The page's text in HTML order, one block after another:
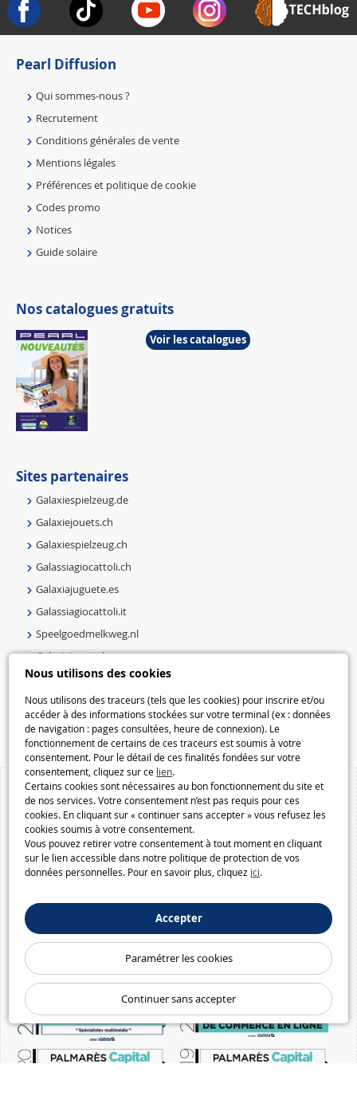
Nous utilisons des cookies
Nous utilisons des traceurs (tels que les cookies) pour inscrire et/ou
accéder à des informations stockées sur votre terminal (ex : données
de navigation : pages consultées, heure de connexion). Le
fonctionnement de certains de ces traceurs est soumis à votre
consentement. Pour le détail de ces finalités fondées sur votre
consentement, cliquez sur ce lien.
Certains cookies sont nécessaires au bon fonctionnement du site et
de nos services. Votre consentement n’est pas requis pour ces
cookies. En cliquant sur « continuer sans accepter » vous refusez les
cookies soumis à votre consentement.
Vous pouvez retirer votre consentement à tout moment en cliquant
sur le lien accessible dans notre politique de protection de vos
données personnelles. Pour en savoir plus, cliquez ici.
Accepter
Paramétrer les cookies
Continuer sans accepter
Pearl Diffusion
Qui sommes-nous ?
Recrutement
Conditions générales de vente
Mentions légales
Préférences et politique de cookie
Codes promo
Notices
Guide solaire
Nos catalogues gratuits
Voir les catalogues
Sites partenaires
Galaxiespielzeug.de
Galaxiejouets.ch
Galaxiespielzeug.ch
Galassiagiocattoli.ch
Galaxiajuguete.es
Galassiagiocattoli.it
Speelgoedmelkweg.nl
Galaxiejouets.be
Galaxiespielzeug.be
Speelgoedmelkweg.be
Macway.com